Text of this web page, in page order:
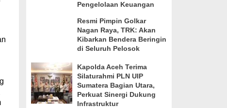
Pengelolaan Keuangan
Resmi Pimpin Golkar
Nagan Raya, TRK: Akan
Kibarkan Bendera Beringin
di Seluruh Pelosok
Kapolda Aceh Terima
Silaturahmi PLN UIP
Sumatera Bagian Utara,
Perkuat Sinergi Dukung
Infrastruktur